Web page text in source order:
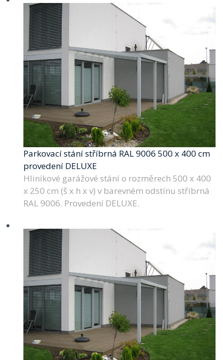
Parkovací stání stříbrná RAL 9006 500 x 400 cm
provedení DELUXE
Hliníkové garážové stání o rozměrech 500 x 400
x 250 cm (š x h x v) v barevném odstínu stříbrná
RAL 9006. Provedení DELUXE.